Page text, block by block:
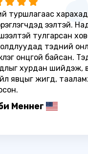
туршлагаас харахад
ээлтэй.
тулгарсан
тэдний
онцгой байсан.
хурдан шийдэж,
үйл явцыг жигд,
Меннег